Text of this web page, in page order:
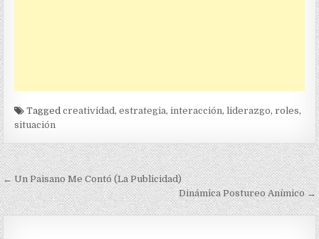
Taggedcreatividad,estrategia,interacción,liderazgo,roles,
situación
Navegación
de
entradas
← Un Paisano Me Contó (La Publicidad)
Dinámica Postureo Anímico →